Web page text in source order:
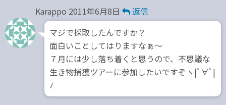
Karappo 2011年6月8日
返信
マジで採取したんですか？
面白いことしてはりますなぁ～
７月には少し落ち着くと思うので、不思議な
生き物捕獲ツアーに参加したいですぞヽ|ﾟ∀ﾟ|
ﾉ